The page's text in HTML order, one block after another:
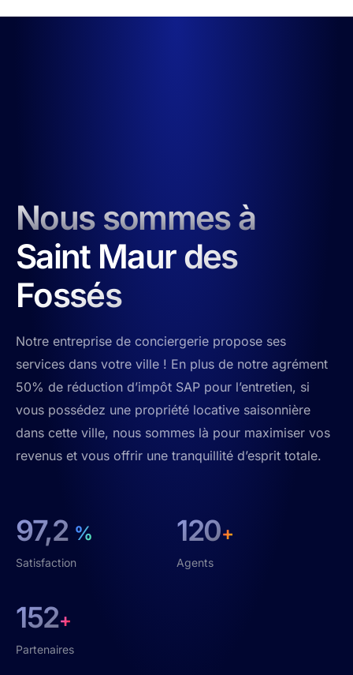
Nous sommes à
Saint Maur des
Fossés
Notre entreprise de conciergerie propose ses
services dans votre ville ! En plus de notre agrément
50% de réduction d’impôt SAP pour l’entretien, si
vous possédez une propriété locative saisonnière
dans cette ville, nous sommes là pour maximiser vos
revenus et vous offrir une tranquillité d’esprit totale.
97,2 %
Satisfaction
120+
Agents
152+
Partenaires